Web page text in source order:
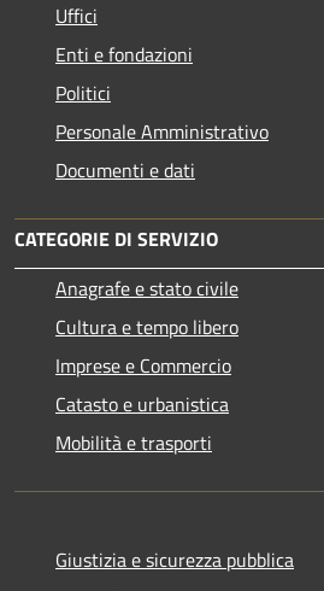
Uffici
Enti e fondazioni
Politici
Personale Amministrativo
Documenti e dati
CATEGORIE DI SERVIZIO
Anagrafe e stato civile
Cultura e tempo libero
Imprese e Commercio
Catasto e urbanistica
Mobilità e trasporti
Giustizia e sicurezza pubblica